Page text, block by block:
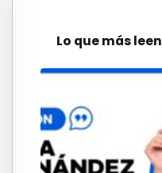
Lo que más leen